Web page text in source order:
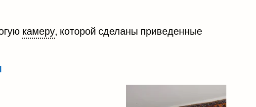
камеру, которой сделаны приведенные